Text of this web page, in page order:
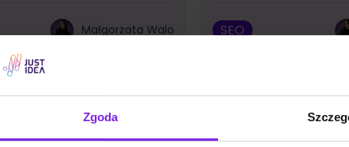
Zgoda
Małgorzata Walo SEO